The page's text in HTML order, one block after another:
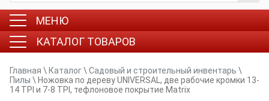
МЕНЮ
КАТАЛОГ ТОВАРОВ
Главная \ Каталог\ Садовый и строительный инвентарь \
Пилы \ Ножовка по дереву UNIVERSAL, две рабочие кромки 13-
14 TPI и 7-8 TPI, тефлоновое покрытие Matrix